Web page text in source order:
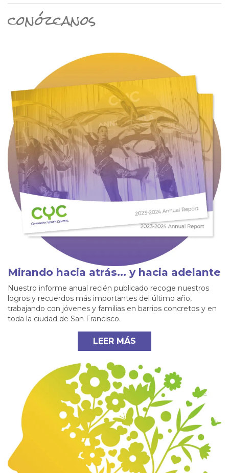
conózcanos
Mirando hacia atrás... y hacia adelante
Nuestro informe anual recién publicado recoge nuestros
logros y recuerdos más importantes del último año,
trabajando con jóvenes y familias en barrios concretos y en
toda la ciudad de San Francisco.
LEER MÁS